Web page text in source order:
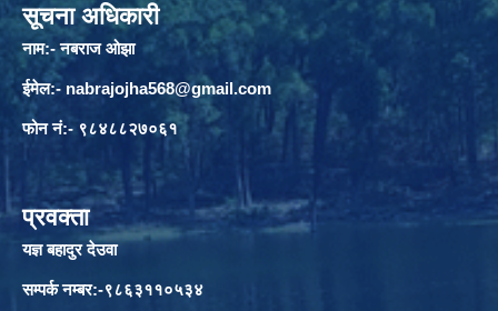
सूचना अधिकारी
नाम:- नबराज ओझा
ईमेल:- nabrajojha568@gmail.com
फोन नं:- ९८४८८२७०६१
प्रवक्ता
यज्ञ बहादुर देउवा
सम्पर्क नम्बर:-९८६३११०५३४